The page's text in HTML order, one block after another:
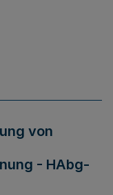
von
- HAbg-